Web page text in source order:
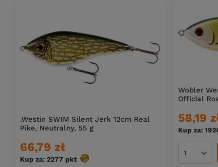
.Westin SWIM Silent Jerk 12cm Real
Pike, Neutralny, 55 g
66,79 zł
Kup za: 2277 pkt punktów
Wobler
Official
58,19
Kup za:
Ilość